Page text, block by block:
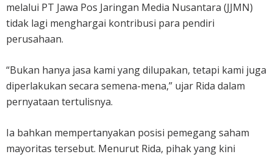
melalui PT Jawa Pos Jaringan Media Nusantara (JJMN)
tidak lagi menghargai kontribusi para pendiri
perusahaan.
“Bukan hanya jasa kami yang dilupakan, tetapi kami juga
diperlakukan secara semena-mena,” ujar Rida dalam
pernyataan tertulisnya.
Ia bahkan mempertanyakan posisi pemegang saham
mayoritas tersebut. Menurut Rida, pihak yang kini